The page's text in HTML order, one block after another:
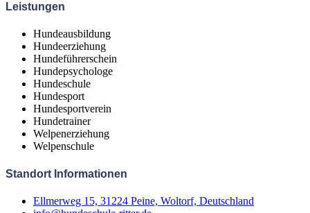
Leistungen
Hundeausbildung
Hundeerziehung
Hundeführerschein
Hundepsychologe
Hundeschule
Hundesport
Hundesportverein
Hundetrainer
Welpenerziehung
Welpenschule
Standort Informationen
Ellmerweg 15, 31224 Peine, Woltorf, Deutschland